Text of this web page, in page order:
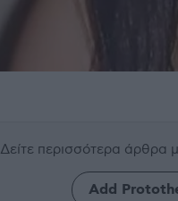
Δείτε περισσότερα άρθρα
Add